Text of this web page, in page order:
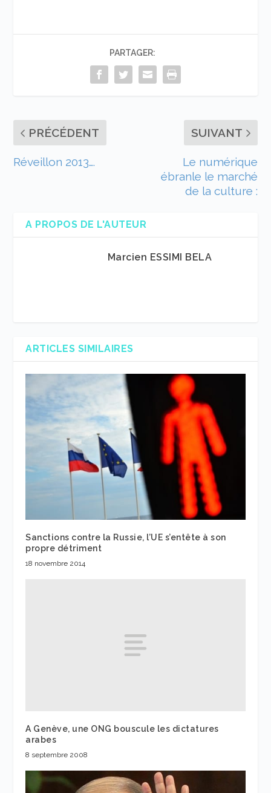
PARTAGER:
PRÉCÉDENT
Réveillon 2013….
SUIVANT
Le numérique
ébranle le marché
de la culture :
A PROPOS DE L'AUTEUR
Marcien ESSIMI BELA
ARTICLES SIMILAIRES
Sanctions contre la Russie, l’UE s’entête à son
propre détriment
18 novembre 2014
A Genève, une ONG bouscule les dictatures
arabes
8 septembre 2008